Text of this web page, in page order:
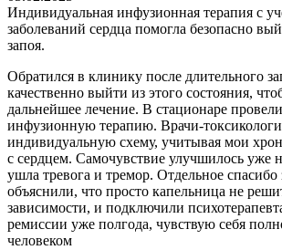
Индивидуальная инфузионная терапия с
заболеваний сердца помогла безопасно
запоя.
Обратился в клинику после длительного
качественно выйти из этого состояния,
дальнейшее лечение. В стационаре
инфузионную терапию. Врачи-
индивидуальную схему, учитывая мои
с сердцем. Самочувствие улучшилось уже
ушла тревога и тремор. Отдельное спасибо
объяснили, что просто капельница не
зависимости, и подключили
ремиссии уже полгода, чувствую себя
человеком